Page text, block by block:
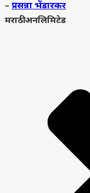
– प्रसन्ना भेंडारकर
मराठी अनलिमिटेड